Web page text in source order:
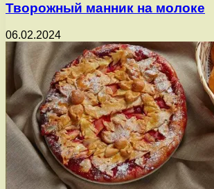
Творожный манник на молоке
06.02.2024